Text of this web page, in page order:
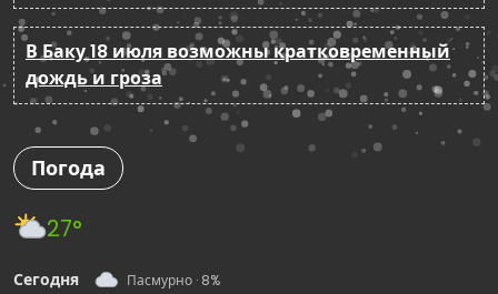
В Баку 18 июля возможны кратковременный
дождь и гроза
Погода
27°
Сегодня Пасмурно · 8%